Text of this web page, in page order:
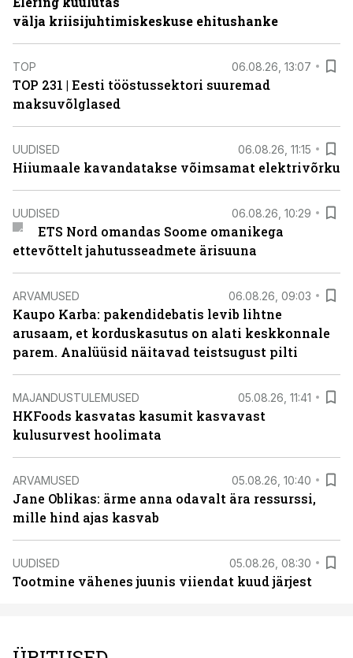
välja kriisijuhtimiskeskuse ehitushanke
TOP 06.08.26, 13:07
TOP 231 | Eesti tööstussektori suuremad
maksuvõlglased
UUDISED 06.08.26, 11:15
Hiiumaale kavandatakse võimsamat elektrivõrku
UUDISED 06.08.26, 10:29
ETS Nord omandas Soome omanikega
ettevõttelt jahutusseadmete ärisuuna
ARVAMUSED 06.08.26, 09:03
Kaupo Karba: pakendidebatis levib lihtne
arusaam, et korduskasutus on alati keskkonnale
parem. Analüüsid näitavad teistsugust pilti
MAJANDUSTULEMUSED 05.08.26, 11:41
HKFoods kasvatas kasumit kasvavast
kulusurvest hoolimata
ARVAMUSED 05.08.26, 10:40
Jane Oblikas: ärme anna odavalt ära ressurssi,
mille hind ajas kasvab
UUDISED 05.08.26, 08:30
Tootmine vähenes juunis viiendat kuud järjest